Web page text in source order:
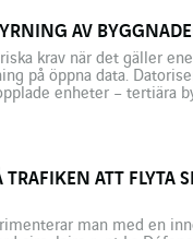
AV
krav när det gäller
på öppna data.
enheter – tertiära
ATT FLYTA
man med en